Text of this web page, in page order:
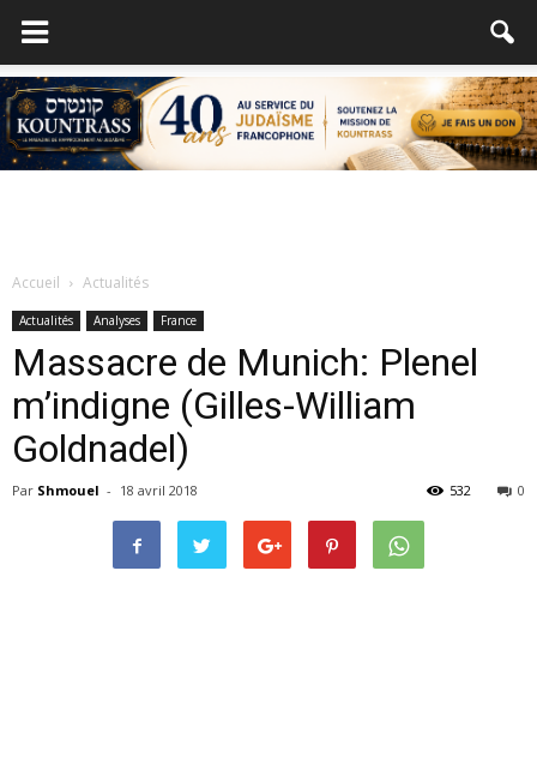
Accueil Actualités
Actualités Analyses France
Massacre de Munich: Plenel
m’indigne (Gilles-William
Goldnadel)
Par Shmouel - 18 avril 2018 0
532